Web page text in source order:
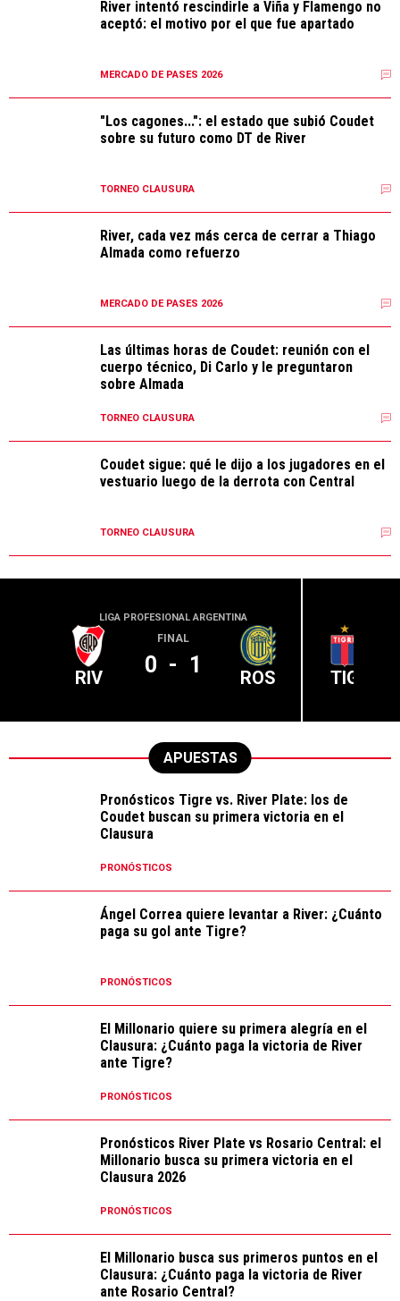
River intentó rescindirle a Viña y Flamengo no
aceptó: el motivo por el que fue apartado
MERCADO DE PASES 2026
"Los cagones...": el estado que subió Coudet
sobre su futuro como DT de River
TORNEO CLAUSURA
River, cada vez más cerca de cerrar a Thiago
Almada como refuerzo
MERCADO DE PASES 2026
Las últimas horas de Coudet: reunión con el
cuerpo técnico, Di Carlo y le preguntaron
sobre Almada
TORNEO CLAUSURA
Coudet sigue: qué le dijo a los jugadores en el
vestuario luego de la derrota con Central
TORNEO CLAUSURA
LIGA PROFESIONAL ARGENTINA
RIV
FINAL
0 - 1 ROS TIG
APUESTAS
Pronósticos Tigre vs. River Plate: los de
Coudet buscan su primera victoria en el
Clausura
PRONÓSTICOS
Ángel Correa quiere levantar a River: ¿Cuánto
paga su gol ante Tigre?
PRONÓSTICOS
El Millonario quiere su primera alegría en el
Clausura: ¿Cuánto paga la victoria de River
ante Tigre?
PRONÓSTICOS
Pronósticos River Plate vs Rosario Central: el
Millonario busca su primera victoria en el
Clausura 2026
PRONÓSTICOS
El Millonario busca sus primeros puntos en el
Clausura: ¿Cuánto paga la victoria de River
ante Rosario Central?